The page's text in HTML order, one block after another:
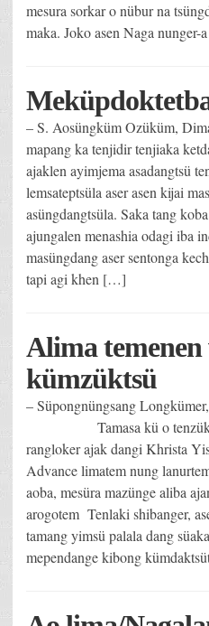
mesura sorkar o nübur na
maka. Joko asen Naga
– S. Aosüngküm Ozüküm,
mapang ka tenjidir tenjiaka
ajaklen ayimjema asadangtsü
lemsateptsüla aser asen kijai
asüngdangtsüla. Saka tang
ajungalen menashia odagi iba
masüngdang aser sentonga
tapi agi khen […]
Alima
kümzüktsü
– Süpongnüngsang
Tamasa kü o tenzüka
rangloker ajak dangi Khrista
Advance limatem nung
aoba, mesüra mazünge aliba
arogotem Tenlaki shibanger,
tamang yimsü palala dang
mependange kibong